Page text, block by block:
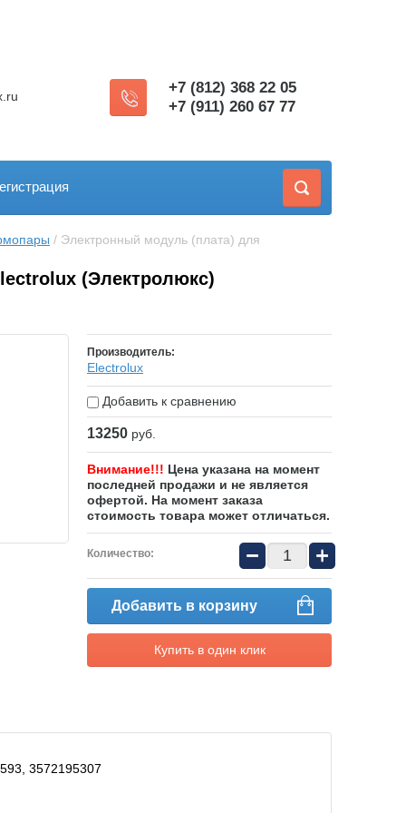
+7 (812) 368 22 05
+7 (911) 260 67 77
/ Электронный модуль (плата) для
(Электролюкс)
Производитель:
Electrolux
Добавить к сравнению
13250 руб.
Внимание!!! Цена указана на момент
последней продажи и не является
офертой. На момент заказа
стоимость товара может отличаться.
Количество: − +
Добавить в корзину
Купить в один клик
3572195307